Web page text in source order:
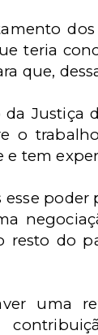
teria
que,
Justiça
o
tem
resto do
uma